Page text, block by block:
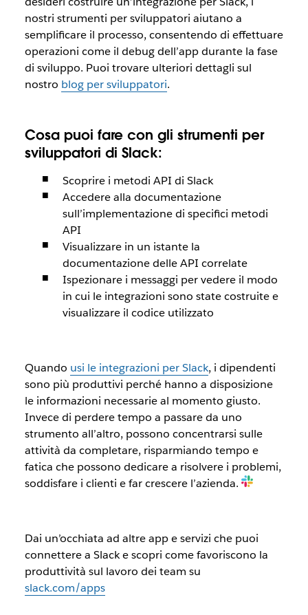
nostri strumenti per sviluppatori aiutano a
semplificare il processo, consentendo di effettuare
operazioni come il debug dell’app durante la fase
di sviluppo. Puoi trovare ulteriori dettagli sul
nostro blog per sviluppatori.
Cosa puoi fare con gli strumenti per
sviluppatori di Slack:
Scoprire i metodi API di Slack
Accedere alla documentazione
sull’implementazione di specifici metodi
API
Visualizzare in un istante la
documentazione delle API correlate
Ispezionare i messaggi per vedere il modo
in cui le integrazioni sono state costruite e
visualizzare il codice utilizzato
Quando usi le integrazioni per Slack, i dipendenti
sono più produttivi perché hanno a disposizione
le informazioni necessarie al momento giusto.
Invece di perdere tempo a passare da uno
strumento all’altro, possono concentrarsi sulle
attività da completare, risparmiando tempo e
fatica che possono dedicare a risolvere i problemi,
soddisfare i clienti e far crescere l’azienda.
Dai un’occhiata ad altre app e servizi che puoi
connettere a Slack e scopri come favoriscono la
produttività sul lavoro dei team su
slack.com/apps